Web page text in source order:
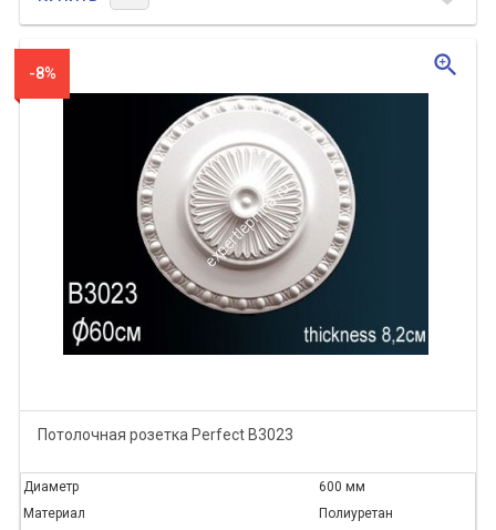
-8%
Потолочная розетка Perfect B3023
Диаметр
600 мм
Материал
Полиуретан
zoom_in